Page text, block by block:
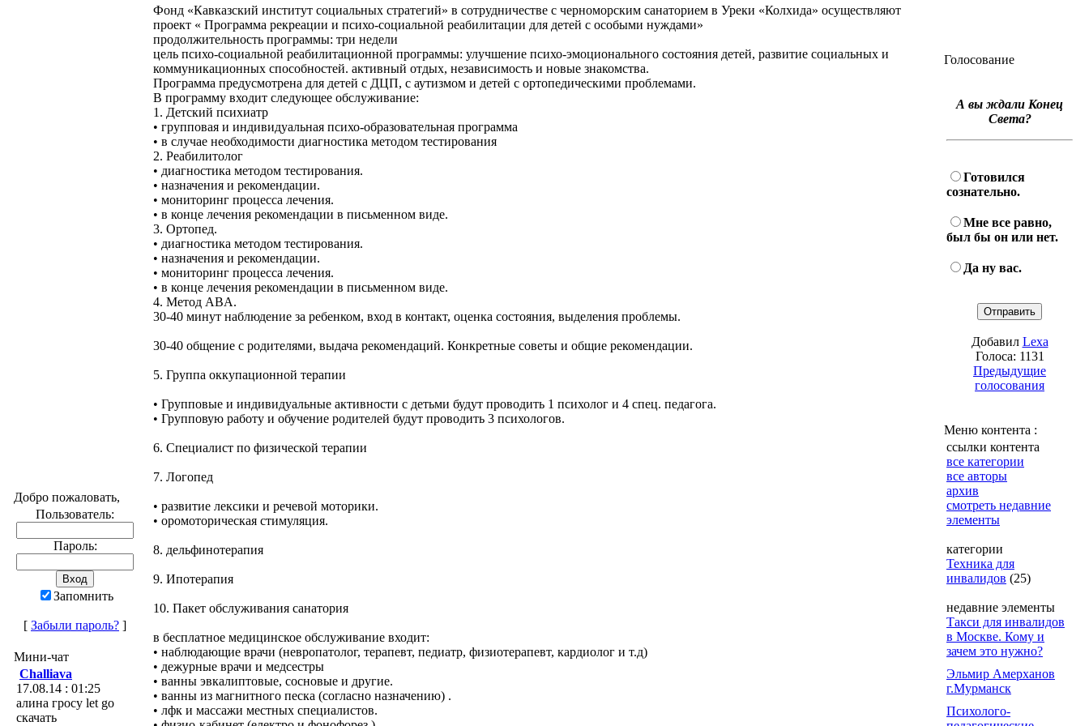
Добро пожаловать,
Пользователь:
Пароль:
Запомнить
[ Забыли пароль? ]
Мини-чат
Challiava
17.08.14 : 01:25
алина гросу let go
скачать
Фонд «Кавказский институт социальных стратегий» в сотрудничестве с черноморским санаторием в Уреки «Колхида» осуществляют
проект « Программа рекреации и психо-социальной реабилитации для детей с особыми нуждами»
продолжительность программы: три недели
цель психо-социальной реабилитационной программы: улучшение психо-эмоционального состояния детей, развитие социальных и
коммуникационных способностей. активный отдых, независимость и новые знакомства.
Программа предусмотрена для детей с ДЦП, с аутизмом и детей с ортопедическими проблемами.
В программу входит следующее обслуживание:
1. Детский психиатр
• групповая и индивидуальная психо-образовательная программа
• в случае необходимости диагностика методом тестирования
2. Реабилитолог
• диагностика методом тестирования.
• назначения и рекомендации.
• мониторинг процесса лечения.
• в конце лечения рекомендации в письменном виде.
3. Ортопед.
• диагностика методом тестирования.
• назначения и рекомендации.
• мониторинг процесса лечения.
• в конце лечения рекомендации в письменном виде.
4. Метод ABA.
30-40 минут наблюдение за ребенком, вход в контакт, оценка состояния, выделения проблемы.
30-40 общение с родителями, выдача рекомендаций. Конкретные советы и общие рекомендации.
5. Группа оккупационной терапии
• Групповые и индивидуальные активности с детьми будут проводить 1 психолог и 4 спец. педагога.
• Групповую работу и обучение родителей будут проводить 3 психологов.
6. Специалист по физической терапии
7. Логопед
• развитие лексики и речевой моторики.
• оромоторическая стимуляция.
8. дельфинотерапия
9. Ипотерапия
10. Пакет обслуживания санатория
в бесплатное медицинское обслуживание входит:
• наблюдающие врачи (невропатолог, терапевт, педиатр, физиотерапевт, кардиолог и т.д)
• дежурные врачи и медсестры
• ванны эвкалиптовые, сосновые и другие.
• ванны из магнитного песка (согласно назначению) .
• лфк и массажи местных специалистов.
Голосование
А вы ждали Конец
Света?
Готовился
сознательно.
Мне все равно,
был бы он или нет.
Да ну вас.
Добавил Lexa
Голоса: 1131
Предыдущие
голосования
Меню контента :
ссылки контента
все категории
все авторы
архив
смотреть недавние
элементы
категории
Техника для
инвалидов (25)
недавние элементы
Такси для инвалидов
в Москве. Кому и
зачем это нужно?
Эльмир Амерханов
г.Мурманск
Психолого-